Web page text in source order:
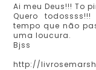
Ai meu Deus!!! To
Quero
tempo que não
uma loucura.
Bjss
http://